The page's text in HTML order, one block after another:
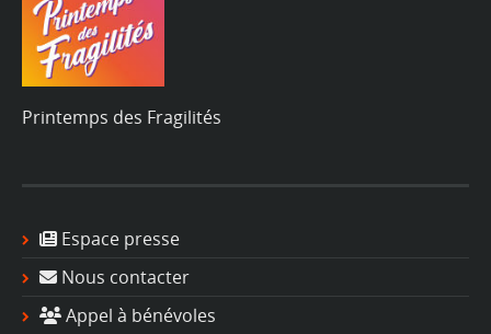
Printemps des Fragilités
Espace presse
Nous contacter
Appel à bénévoles